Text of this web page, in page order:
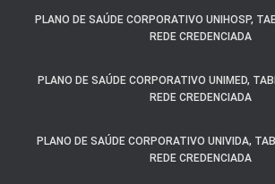
PLANO DE SAÚDE CORPORATIVO UNIHOSP,
REDE CREDENCIADA
PLANO DE SAÚDE CORPORATIVO UNIMED,
REDE CREDENCIADA
PLANO DE SAÚDE CORPORATIVO UNIVIDA,
REDE CREDENCIADA